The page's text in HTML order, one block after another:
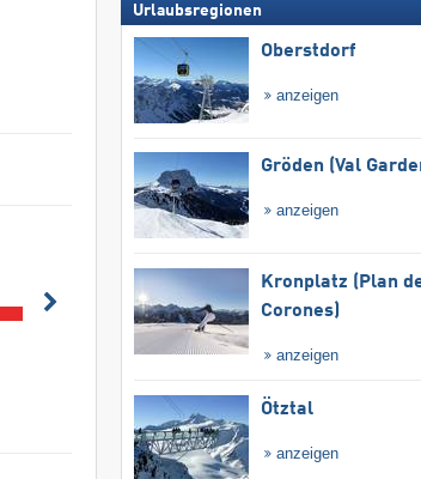
Urlaubsregionen
Oberstdorf
anzeigen
Gröden (Val
anzeigen
Kronplatz (Plan
Corones)
anzeigen
Ötztal
anzeigen